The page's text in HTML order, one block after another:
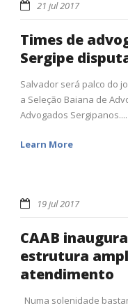
21 jul 2017
Times de
Sergipe
Salvador será palco do
a Seleção Baiana de
Advogados Sergipanos....
Learn More
19 jul 2017
CAAB
estrutura
atendimento
Numa solenidade